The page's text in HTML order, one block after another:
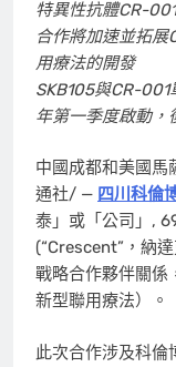
特異性抗體CR-001
合作將加速並拓展
用療法的開發
SKB105與CR-001
年第一季度啟動，
中國成都和美國馬
通社/ — 四川科倫
泰」或「公司」,
(“Crescent”，納
戰略合作夥伴關係
新型聯用療法）。
此次合作涉及科倫